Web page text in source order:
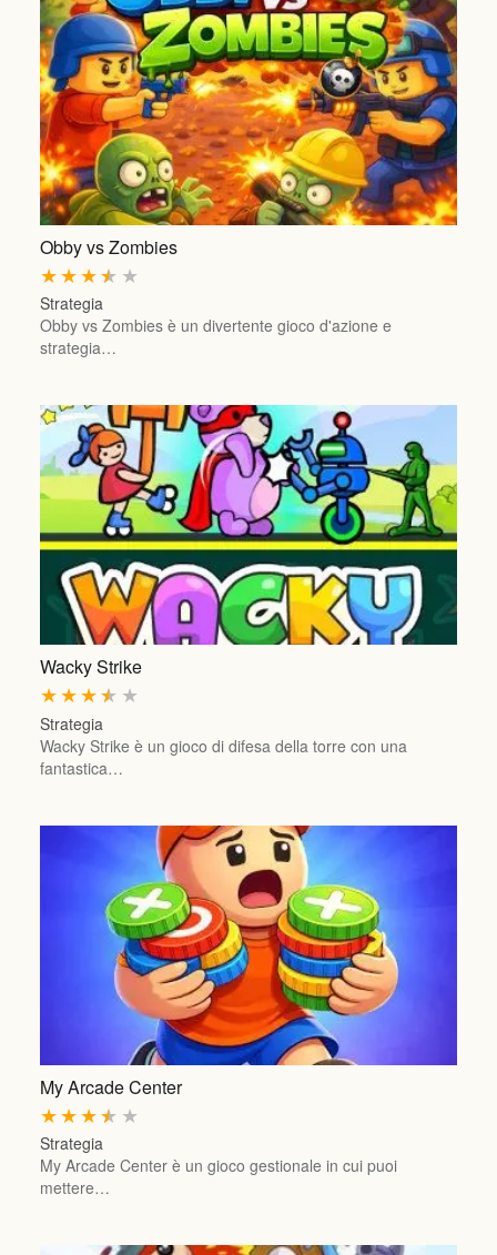
Obby vs Zombies
★
★
★
★
★
Strategia
Obby vs Zombies è un divertente gioco d'azione e
strategia…
Wacky Strike
★
★
★
★
★
Strategia
Wacky Strike è un gioco di difesa della torre con una
fantastica…
My Arcade Center
★
★
★
★
★
Strategia
My Arcade Center è un gioco gestionale in cui puoi
mettere…